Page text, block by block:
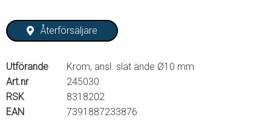
Återförsäljare
Utförande
Krom, ansl. slät ände Ø10 mm
Art.nr
245030
RSK
8318202
EAN
7391887233876